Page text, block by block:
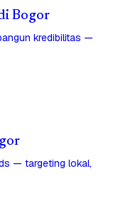
Bogor
kredibilitas —
— targeting lokal,